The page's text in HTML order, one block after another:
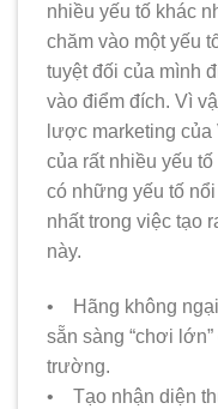
nhiều yếu tố khác
chăm vào một yếu
tuyệt đối của mình
vào điểm đích. Vì
lược marketing
của rất nhiều yếu
có những yếu tố
nhất trong việc tạo
này.
• Hãng không ngại
sẵn sàng “chơi
trường.
• Tạo nhận diện